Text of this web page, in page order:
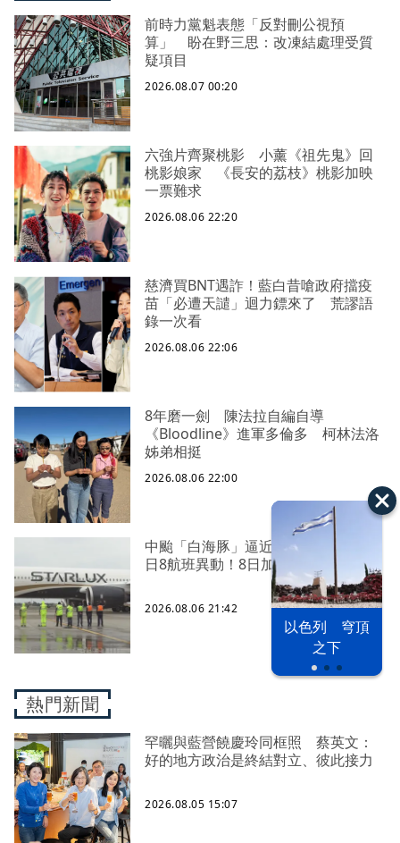
以色列 穹頂
之下
前時力黨魁表態「反對刪公視預
算」 盼在野三思：改凍結處理受質
疑項目
2026.08.07 00:20
六強片齊聚桃影 小薰《祖先鬼》回
桃影娘家 《長安的荔枝》桃影加映
一票難求
2026.08.06 22:20
慈濟買BNT遇詐！藍白昔嗆政府擋疫
苗「必遭天譴」迴力鏢來了 荒謬語
錄一次看
2026.08.06 22:06
8年磨一劍 陳法拉自編自導
《Bloodline》進軍多倫多 柯林法洛
姊弟相挺
2026.08.06 22:00
中颱「白海豚」逼近北台灣 星宇台
日8航班異動！8日加開疏運
2026.08.06 21:42
熱門新聞
罕曬與藍營饒慶玲同框照 蔡英文：
好的地方政治是終結對立、彼此接力
2026.08.05 15:07